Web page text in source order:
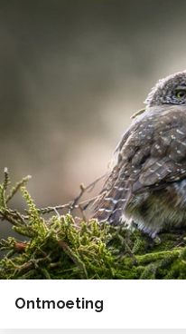
Ontmoeting